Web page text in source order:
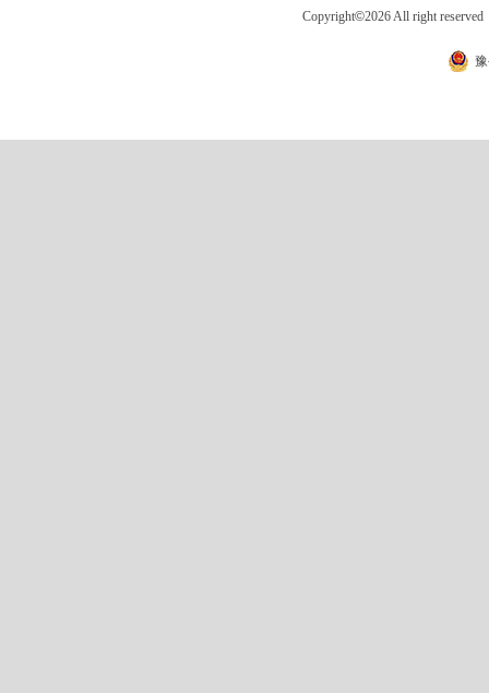
Copyright©2026 All right